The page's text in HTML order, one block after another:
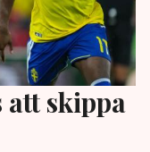
skippa